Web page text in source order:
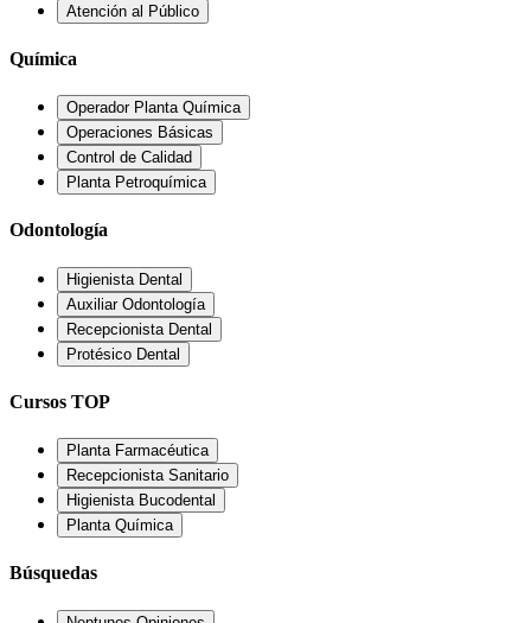
Atención al Público
Química
Operador Planta Química
Operaciones Básicas
Control de Calidad
Planta Petroquímica
Odontología
Higienista Dental
Auxiliar Odontología
Recepcionista Dental
Protésico Dental
Cursos TOP
Planta Farmacéutica
Recepcionista Sanitario
Higienista Bucodental
Planta Química
Búsquedas